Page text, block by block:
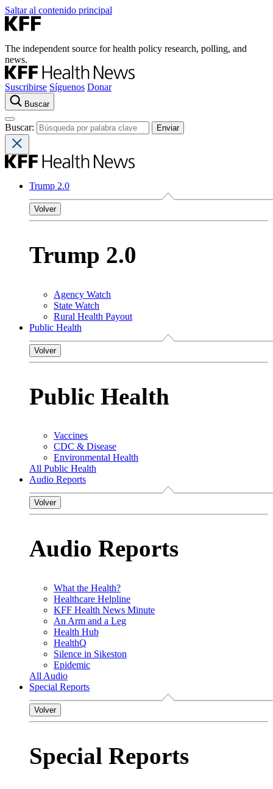
Saltar al contenido principal
The independent source for health policy research, polling, and
news.
Suscribirse Síguenos Donar
Buscar
Buscar:
Trump 2.0
Volver
Trump 2.0
Agency Watch
State Watch
Rural Health Payout
Public Health
Volver
Public Health
Vaccines
CDC & Disease
Environmental Health
All Public Health
Audio Reports
Volver
Audio Reports
What the Health?
Healthcare Helpline
KFF Health News Minute
An Arm and a Leg
Health Hub
HealthQ
Silence in Sikeston
Epidemic
All Audio
Special Reports
Volver
Special Reports